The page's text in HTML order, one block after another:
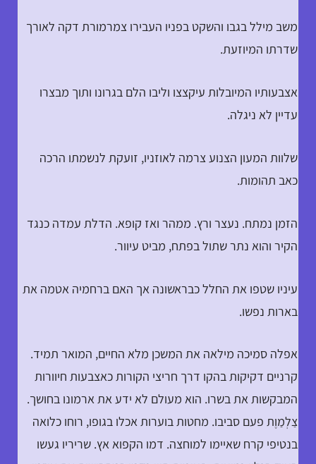
משב מילל בגבו והשקט בפניו העבירו צמרמורת דקה לאורך
שדרתו המיוזעת.
אצבעותיו המיובלות עיקצצו וליבו הלם בגרונו ותוך מבצרו
עדיין לא ניגלה.
שלוות המעון הצנוע צרמה לאוזניו, זועקת לנשמתו הרכה
כאב תהומות.
הזמן נמתח. נעצר ורץ. ממהר ואז קופא. הדלת עמדה כנגד
הקיר והוא נתר שתול בפתח, מביט עיוור.
עיניו שטפו את החלל כבראשונה אך האם ברחמיה אטמה את
בארות נפשו.
אפלה סמיכה מילאה את המשכן מלא החיים, המואר תמיד.
קרניים דקיקות בהקו דרך חריצי הקורות כאצבעות חיוורות
המבקשות את בשרו. הוא מעולם לא ידע את ארמונו בחושך.
צַלְמַוֶת פעם סביבו. מחטות בוערות אכלו בגופו, רוחו כלואה
בנטיפי קרח שאיימו למוחצה. דמו הקפוא אץ. שריריו געשו